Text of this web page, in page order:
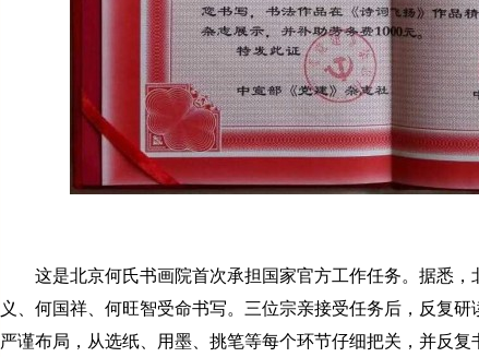
这是北京何氏书画院首次承担国家官方工作任务。据悉
义、何国祥、何旺智受命书写。三位宗亲接受任务后，反复研
严谨布局，从选纸、用墨、挑笔等每个环节仔细把关，并反